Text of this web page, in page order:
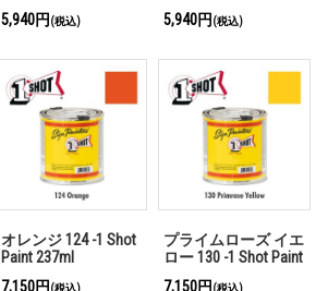
5,940円 (税込)
5,940円 (税込)
オレンジ 124 -1 Shot
Paint 237ml
7,150円 (税込)
プライムローズ イエ
ロー 130 -1 Shot Paint
7,150円 (税込)